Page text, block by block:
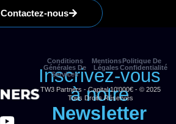
Contactez-nous
Inscrivez-vous
à notre
Newsletter
Conditions
Générales De
Services
Mentions
Légales
Politique De
Confidentialité
TW3 Partners - Capital 10'000€ - © 2025
Tous Droits Réservés